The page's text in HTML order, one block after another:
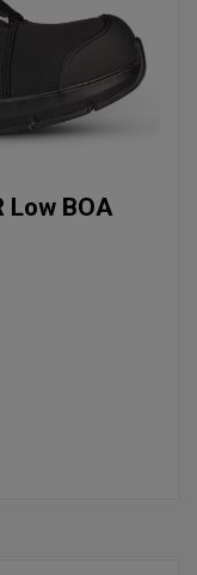
Low BOA